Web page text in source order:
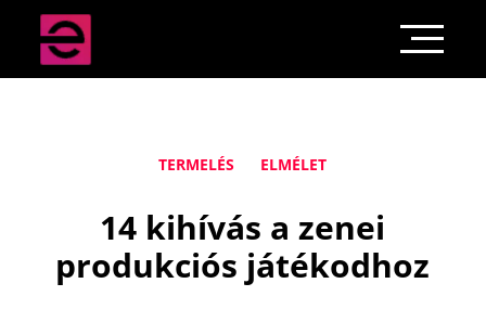
TERMELÉS ELMÉLET
14 kihívás a zenei
produkciós játékodhoz